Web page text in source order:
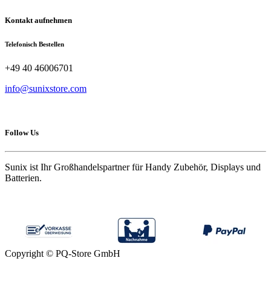
Kontakt aufnehmen
Telefonisch Bestellen
+49 40 46006701
info@sunixstore.com
Follow Us
Sunix ist Ihr Großhandelspartner für Handy Zubehör, Displays und
Batterien.
Copyright © PQ-Store GmbH